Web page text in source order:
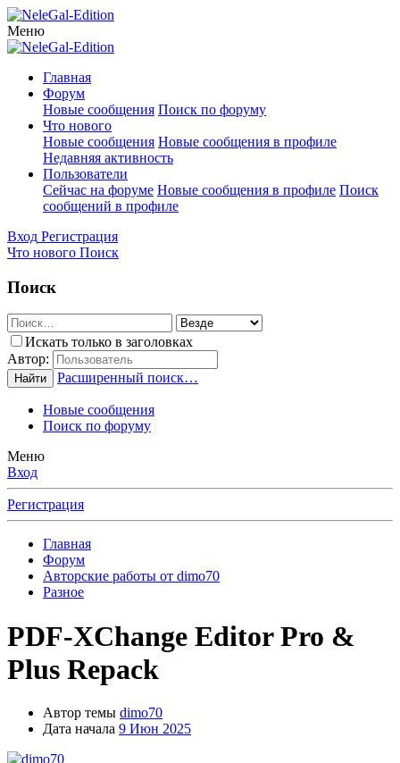
Меню
Главная
Форум
Новые сообщения Поиск по форуму
Что нового
Новые сообщения Новые сообщения в профиле
Недавняя активность
Пользователи
Сейчас на форуме Новые сообщения в профиле Поиск
сообщений в профиле
Вход Регистрация
Что нового Поиск
Поиск
Искать только в заголовках
Автор:
Найти Расширенный поиск…
Новые сообщения
Поиск по форуму
Меню
Вход
Регистрация
Главная
Форум
Авторские работы от dimo70
Разное
PDF-XChange Editor Pro &
Plus Repack
Автор темы dimo70
Дата начала 9 Июн 2025